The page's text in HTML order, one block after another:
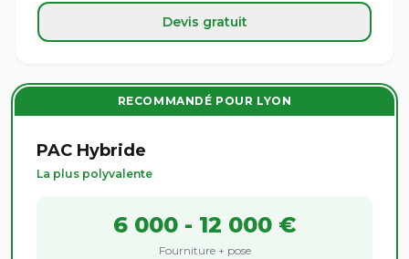
Devis gratuit
RECOMMANDÉ POUR LYON
PAC Hybride
La plus polyvalente
6 000 - 12 000 €
Fourniture + pose